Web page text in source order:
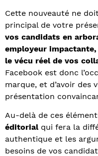
Cette nouveauté ne
principal de votre
vos candidats en
employeur
le vécu réel de vos
Facebook est donc
marque, et d’avoir des
présentation
Au-delà de ces
éditorial qui fera la
authentique et les
besoins de vos